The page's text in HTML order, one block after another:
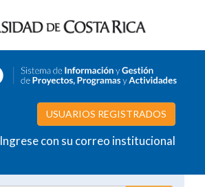
USUARIOS REGISTRADOS
Ingrese con su correo institucional